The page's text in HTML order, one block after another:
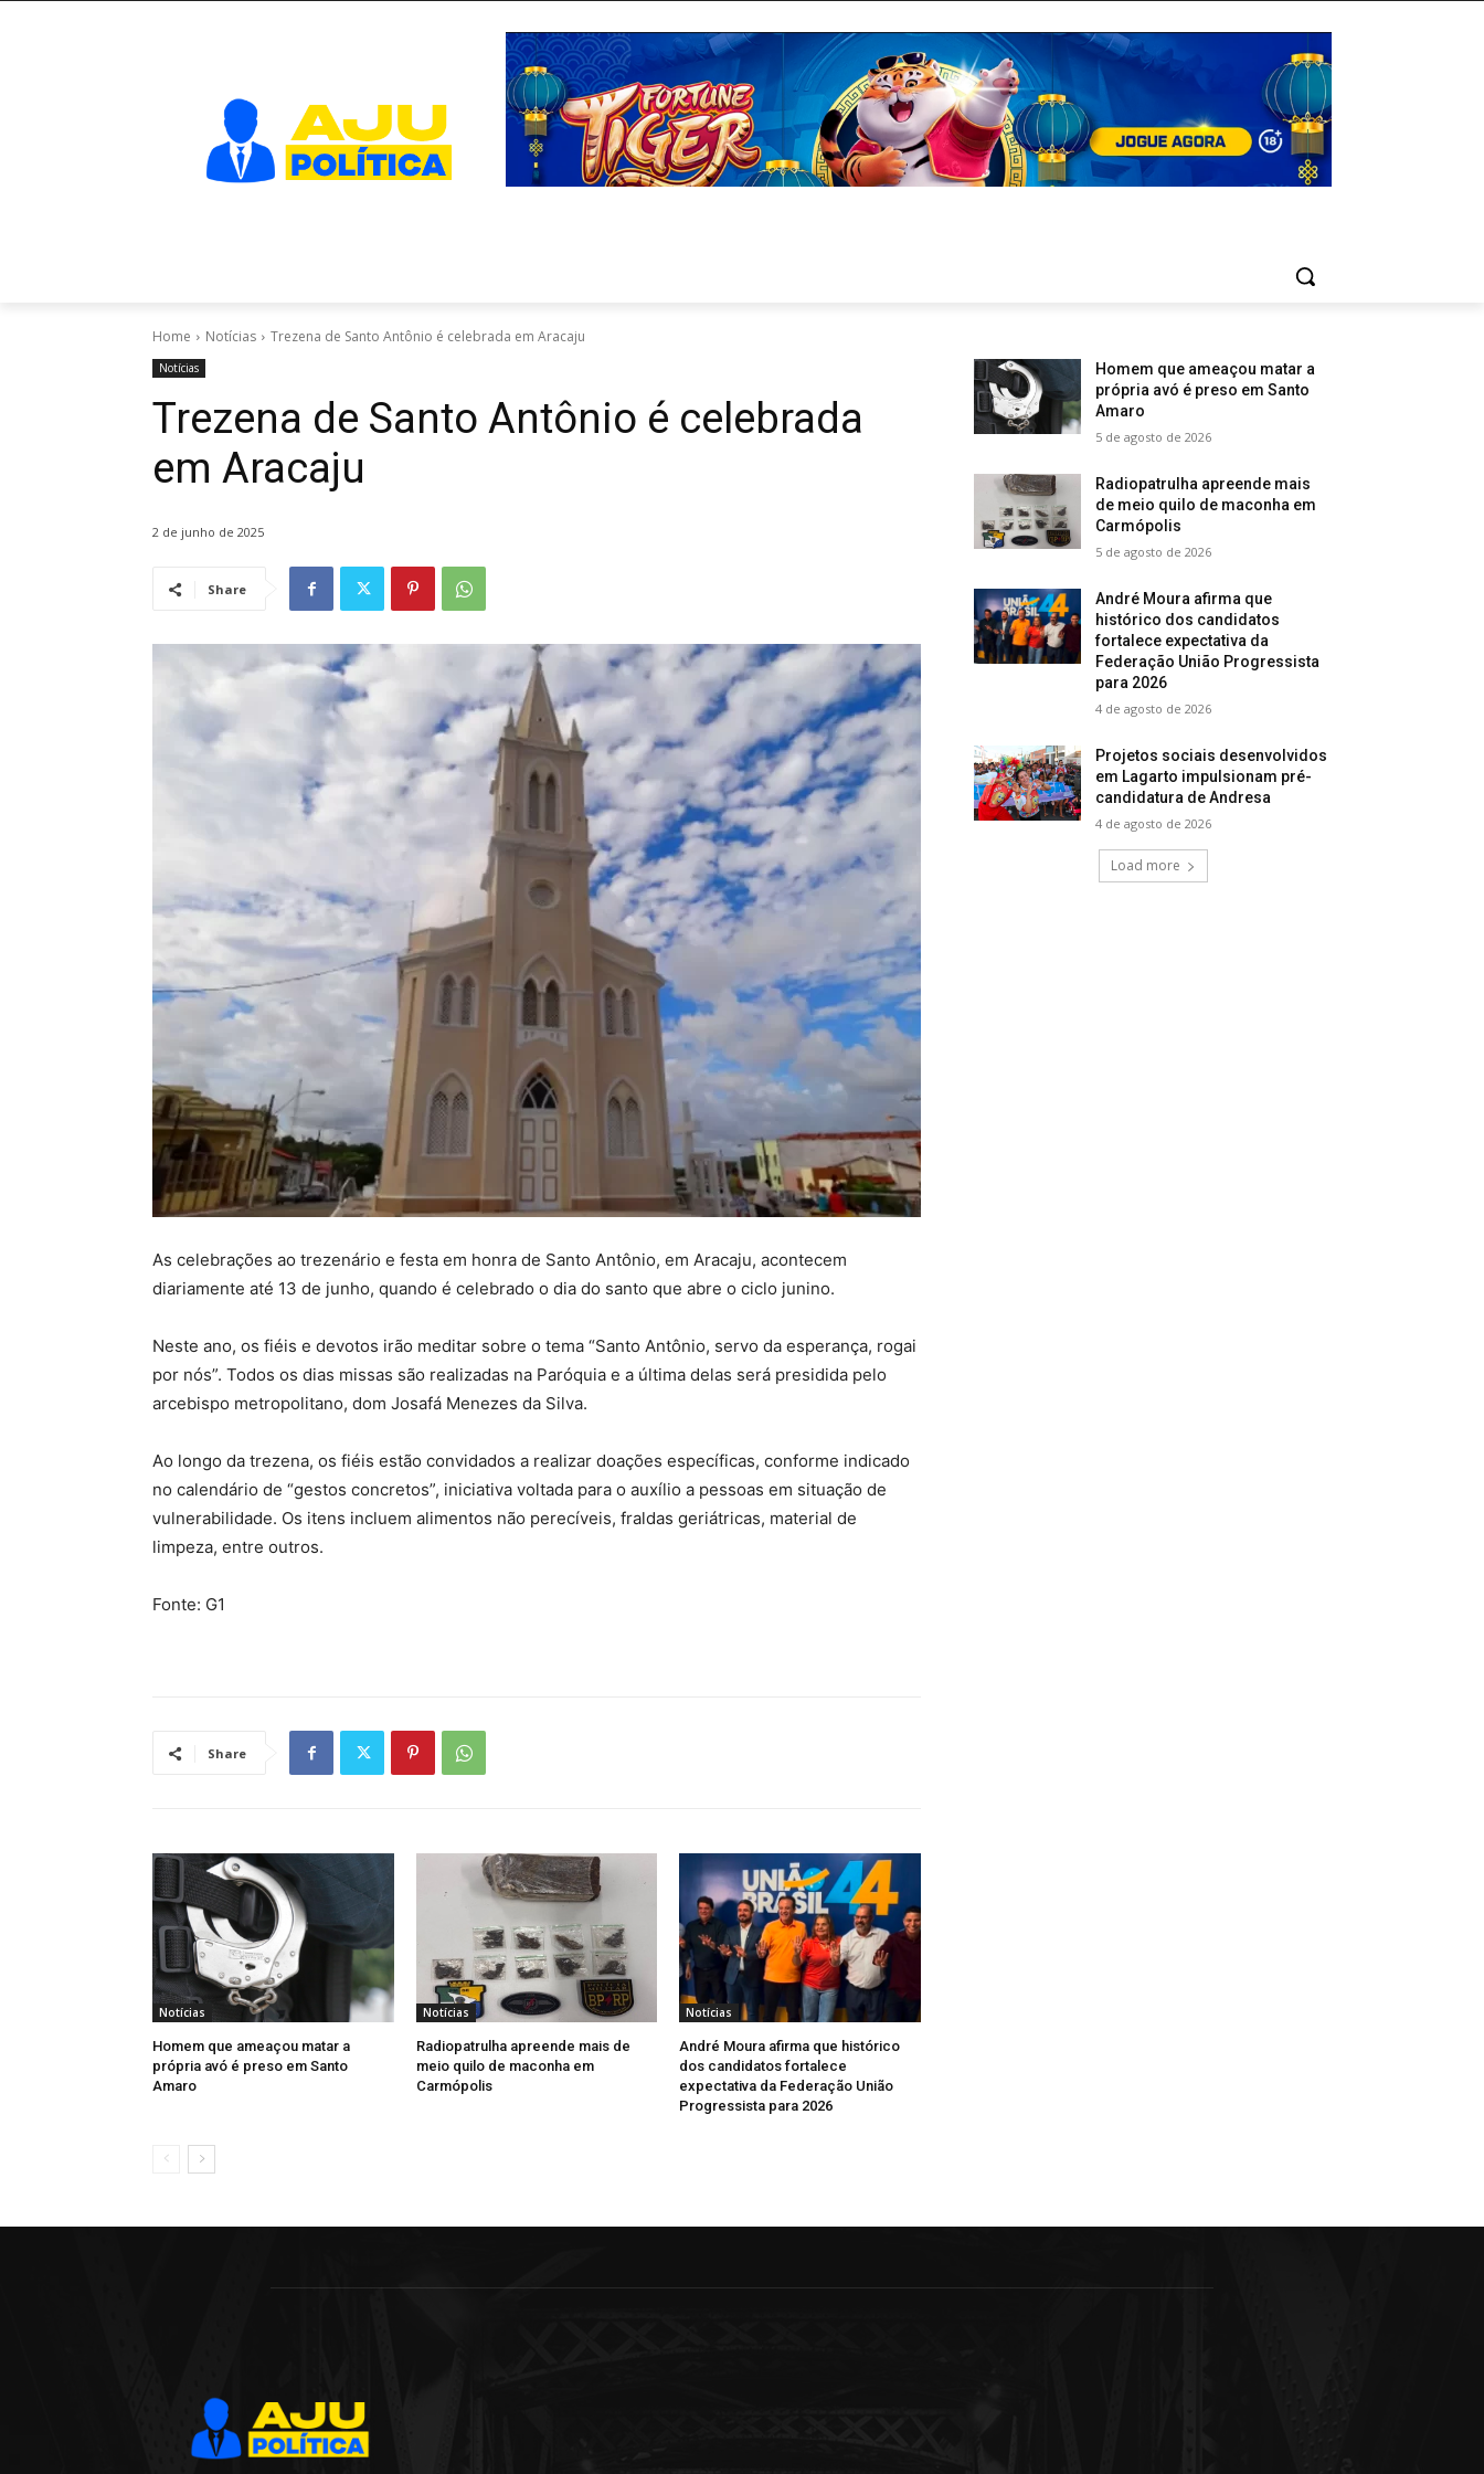
Home Notícias Trezena de Santo Antônio é celebrada em Aracaju
Notícias
Trezena de Santo Antônio é celebrada
em Aracaju
2 de junho de 2025
Share
As celebrações ao trezenário e festa em honra de Santo Antônio, em Aracaju, acontecem
diariamente até 13 de junho, quando é celebrado o dia do santo que abre o ciclo junino.
Neste ano, os fiéis e devotos irão meditar sobre o tema “Santo Antônio, servo da esperança, rogai
por nós”. Todos os dias missas são realizadas na Paróquia e a última delas será presidida pelo
arcebispo metropolitano, dom Josafá Menezes da Silva.
Ao longo da trezena, os fiéis estão convidados a realizar doações específicas, conforme indicado
no calendário de “gestos concretos”, iniciativa voltada para o auxílio a pessoas em situação de
vulnerabilidade. Os itens incluem alimentos não perecíveis, fraldas geriátricas, material de
limpeza, entre outros.
Fonte: G1
Share
Notícias
Homem que ameaçou matar a
própria avó é preso em Santo
Amaro
Notícias
Radiopatrulha apreende mais de
meio quilo de maconha em
Carmópolis
Notícias
André Moura afirma que histórico
dos candidatos fortalece
expectativa da Federação União
Progressista para 2026
Homem que ameaçou matar a
própria avó é preso em Santo
Amaro
5 de agosto de 2026
Radiopatrulha apreende mais
de meio quilo de maconha em
Carmópolis
5 de agosto de 2026
André Moura afirma que
histórico dos candidatos
fortalece expectativa da
Federação União Progressista
para 2026
4 de agosto de 2026
Projetos sociais desenvolvidos
em Lagarto impulsionam pré-
candidatura de Andresa
4 de agosto de 2026
Load more